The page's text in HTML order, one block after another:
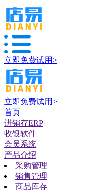
立即免费试用>
立即免费试用>
首页
进销存ERP
收银软件
会员系统
产品介绍
采购管理
销售管理
商品库存